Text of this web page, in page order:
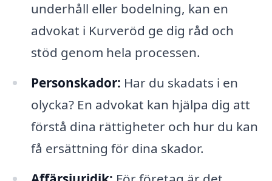
underhåll eller bodelning, kan en
advokat i Kurveröd ge dig råd och
stöd genom hela processen.
Personskador: Har du skadats i en
olycka? En advokat kan hjälpa dig att
förstå dina rättigheter och hur du kan
få ersättning för dina skador.